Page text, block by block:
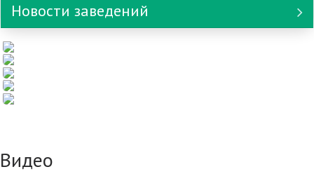
Новости заведений
Видео